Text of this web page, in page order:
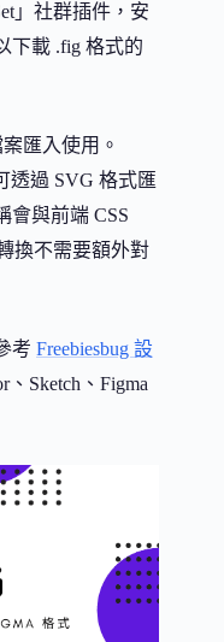
」社群插件，安
下載 .fig 格式的
匯入使用。
透過 SVG 格式匯
會與前端 CSS
換不需要額外對
考 Freebiesbug 設
、Sketch、Figma